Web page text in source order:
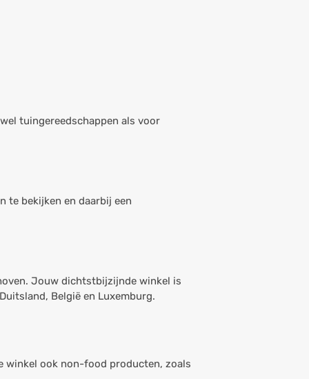
tuingereedschappen als voor
te bekijken en daarbij een
Jouw dichtstbijzijnde winkel is
België en Luxemburg.
winkel ook non-food producten, zoals